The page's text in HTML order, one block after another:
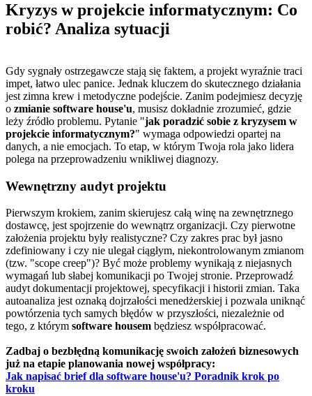
Kryzys w projekcie informatycznym: Co
robić? Analiza sytuacji
Gdy sygnały ostrzegawcze stają się faktem, a projekt wyraźnie traci
impet, łatwo ulec panice. Jednak kluczem do skutecznego działania
jest zimna krew i metodyczne podejście. Zanim podejmiesz decyzję
o zmianie software house'u, musisz dokładnie zrozumieć, gdzie
leży źródło problemu. Pytanie "jak poradzić sobie z kryzysem w
projekcie informatycznym?" wymaga odpowiedzi opartej na
danych, a nie emocjach. To etap, w którym Twoja rola jako lidera
polega na przeprowadzeniu wnikliwej diagnozy.
Wewnętrzny audyt projektu
Pierwszym krokiem, zanim skierujesz całą winę na zewnętrznego
dostawcę, jest spojrzenie do wewnątrz organizacji. Czy pierwotne
założenia projektu były realistyczne? Czy zakres prac był jasno
zdefiniowany i czy nie ulegał ciągłym, niekontrolowanym zmianom
(tzw. "scope creep")? Być może problemy wynikają z niejasnych
wymagań lub słabej komunikacji po Twojej stronie. Przeprowadź
audyt dokumentacji projektowej, specyfikacji i historii zmian. Taka
autoanaliza jest oznaką dojrzałości menedżerskiej i pozwala uniknąć
powtórzenia tych samych błędów w przyszłości, niezależnie od
tego, z którym software housem będziesz współpracować.
Zadbaj o bezbłędną komunikację swoich założeń biznesowych
już na etapie planowania nowej współpracy:
Jak napisać brief dla software house'u? Poradnik krok po
kroku